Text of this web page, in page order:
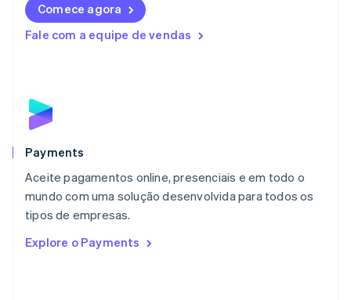
Comece agora
Fale com a equipe de vendas
Payments
Aceite pagamentos online, presenciais e em todo o
mundo com uma solução desenvolvida para todos os
tipos de empresas.
Explore o Payments
Lituânia
English
Luxemburgo
Malta
English
EspañolEnglish
English
Nova Zelândia
English
NederlandsEnglish